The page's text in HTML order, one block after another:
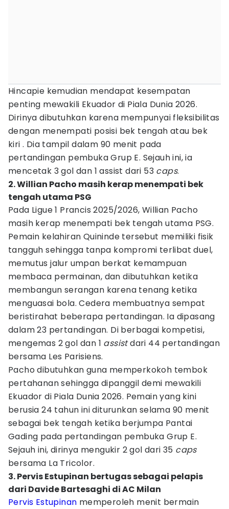
Hincapie kemudian mendapat kesempatan
penting mewakili Ekuador di Piala Dunia 2026.
Dirinya dibutuhkan karena mempunyai fleksibilitas
dengan menempati posisi bek tengah atau bek
kiri . Dia tampil dalam 90 menit pada
pertandingan pembuka Grup E. Sejauh ini, ia
mencetak 3 gol dan 1 assist dari 53 caps.
2. Willian Pacho masih kerap menempati bek
tengah utama PSG
Pada Ligue 1 Prancis 2025/2026, Willian Pacho
masih kerap menempati bek tengah utama PSG.
Pemain kelahiran Quininde tersebut memiliki fisik
tangguh sehingga tanpa kompromi terlibat duel,
memutus jalur umpan berkat kemampuan
membaca permainan, dan dibutuhkan ketika
membangun serangan karena tenang ketika
menguasai bola. Cedera membuatnya sempat
beristirahat beberapa pertandingan. Ia dipasang
dalam 23 pertandingan. Di berbagai kompetisi,
mengemas 2 gol dan 1 assistdari 44 pertandingan
bersama Les Parisiens.
Pacho dibutuhkan guna memperkokoh tembok
pertahanan sehingga dipanggil demi mewakili
Ekuador di Piala Dunia 2026. Pemain yang kini
berusia 24 tahun ini diturunkan selama 90 menit
sebagai bek tengah ketika berjumpa Pantai
Gading pada pertandingan pembuka Grup E.
Sejauh ini, dirinya mengukir 2 gol dari 35 caps
bersama La Tricolor.
3. Pervis Estupinan bertugas sebagai pelapis
dari Davide Bartesaghi di AC Milan
Pervis Estupinan memperoleh menit bermain